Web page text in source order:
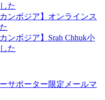
た
カンボジア】オンラインス
カンボジア】Srah Chhuk小
た
サポーター限定メールマ